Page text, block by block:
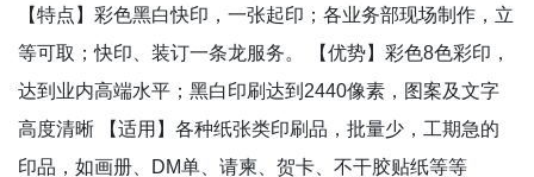
【特点】彩色黑白快印，一张起印；各业务部现场制作，立
等可取；快印、装订一条龙服务。 【优势】彩色8色彩印，
达到业内高端水平；黑白印刷达到2440像素，图案及文字
高度清晰 【适用】各种纸张类印刷品，批量少，工期急的
印品，如画册、DM单、请柬、贺卡、不干胶贴纸等等